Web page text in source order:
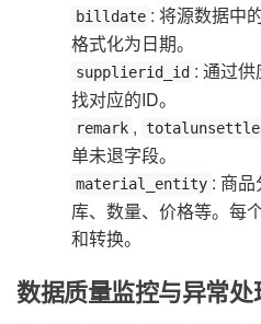
billdate : 将源数据中
格式化为日期。
supplierid_id : 通过
找对应的ID。
remark ,
单未退字段。
material_entity : 商
库、数量、价格等。每
和转换。
数据质量监控与异常处